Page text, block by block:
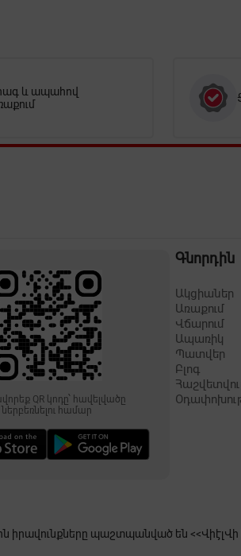
և ապահով
QR կոդը՝ հավելվածը
ներբեռնելու համար
Գնորդին
Ակցիաներ
Առաքում
Վճարում
Ապառիկ
Պատվեր
Բլոգ
իրավունքները պաշտպանված են <<ՎիէլՎի